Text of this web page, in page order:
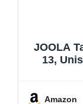
JOOLA
13,
Rapide
Amazon